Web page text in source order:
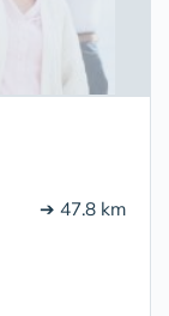
➔ 47.8 km